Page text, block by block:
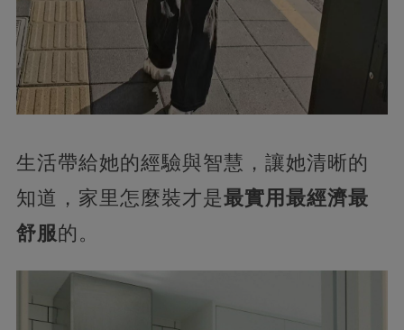
生活帶給她的經驗與智慧，讓她清晰的
知道，家里怎麼裝才是最實用最經濟最
舒服的。